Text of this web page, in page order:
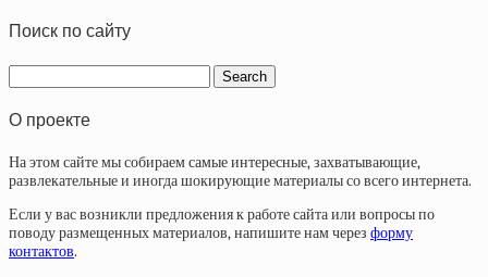
Поиск по сайту
О проекте
На этом сайте мы собираем самые интересные, захватывающие,
развлекательные и иногда шокирующие материалы со всего интернета.
Если у вас возникли предложения к работе сайта или вопросы по
поводу размещенных материалов, напишите нам через форму
контактов.